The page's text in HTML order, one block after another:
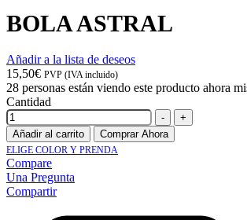
BOLA ASTRAL
Añadir a la lista de deseos
15,50€ PVP (IVA incluido)
28 personas están viendo este producto ahora
Cantidad
-
+
Añadir al carrito
Comprar Ahora
ELIGE COLOR Y PRENDA
Compare
Una Pregunta
Compartir